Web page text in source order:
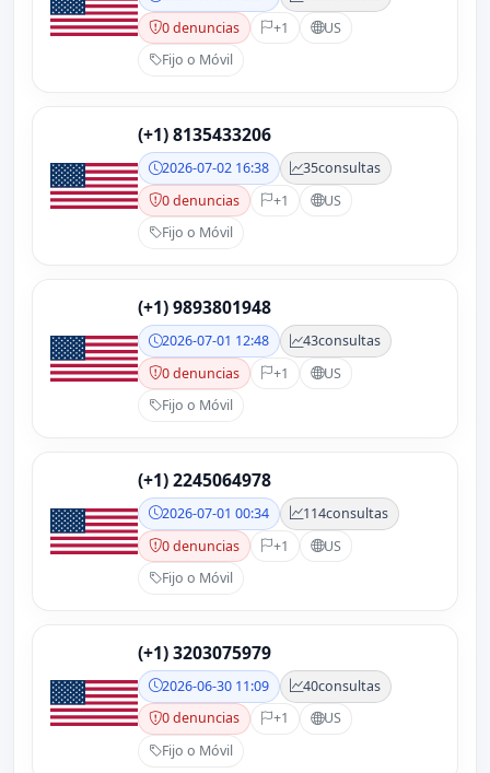
0 denuncias
+1
US
Fijo o Móvil
(+1) 8135433206
2026-07-02 16:38 35consultas
0 denuncias
+1
US
Fijo o Móvil
(+1) 9893801948
2026-07-01 12:48 43consultas
0 denuncias
+1
US
Fijo o Móvil
(+1) 2245064978
2026-07-01 00:34 114consultas
0 denuncias
+1
US
Fijo o Móvil
(+1) 3203075979
2026-06-30 11:09 40consultas
0 denuncias
+1
US
Fijo o Móvil